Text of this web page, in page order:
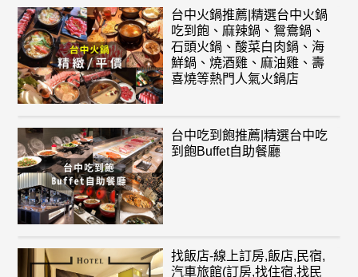
台中火鍋推薦|精選台中火鍋
吃到飽、麻辣鍋、鴛鴦鍋、
石頭火鍋、酸菜白肉鍋、海
鮮鍋、燒酒雞、麻油雞、壽
喜燒等熱門人氣火鍋店
台中吃到飽推薦|精選台中吃
到飽Buffet自助餐廳
找飯店-線上訂房,飯店,民宿,
汽車旅館(訂房,找住宿,找民